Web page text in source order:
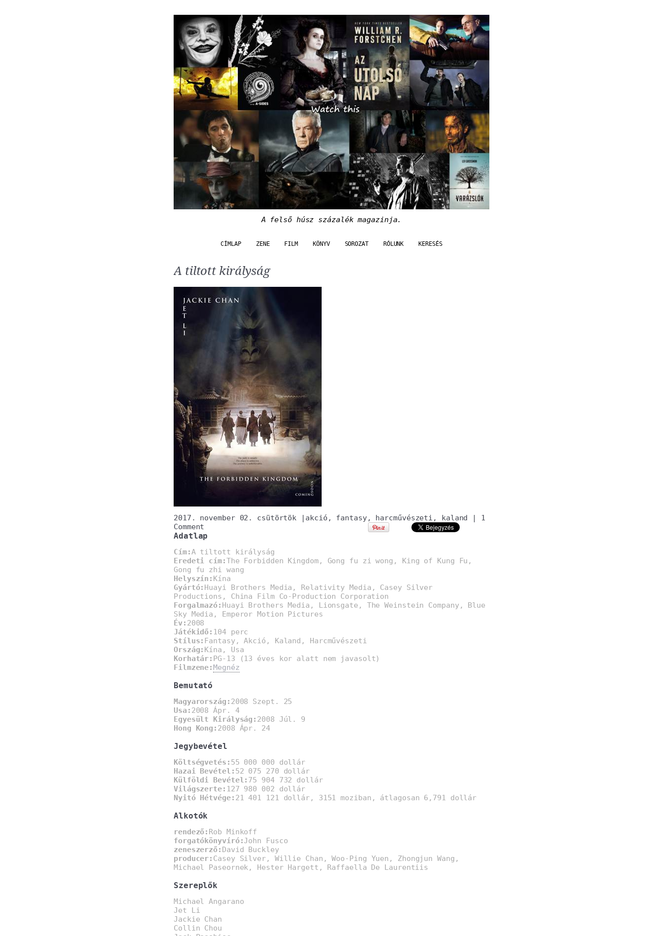
A felső húsz százalék magazinja.
CÍMLAP ZENE FILM KÖNYV SOROZAT RÓLUNK KERESÉS
A tiltott királyság
2017. november 02. csütörtök | akció , fantasy, harcművészeti , kaland | 1
Comment
Adatlap
Cím:A tiltott királyság
Eredeti cím:The Forbidden Kingdom, Gong fu zi wong, King of Kung Fu,
Gong fu zhi wang
Helyszín: Kína
Gyártó: Huayi Brothers Media, Relativity Media, Casey Silver
Productions, China Film Co-Production Corporation
Forgalmazó: Huayi Brothers Media, Lionsgate, The Weinstein Company, Blue
Sky Media, Emperor Motion Pictures
Év: 2008
Játékidő: 104 perc
Stílus: Fantasy, Akció, Kaland, Harcművészeti
Ország: Kína, Usa
Korhatár: PG-13 (13 éves kor alatt nem javasolt)
Filmzene:Megnéz
Bemutató
Magyarország: 2008 Szept. 25
Usa: 2008 Ápr. 4
Egyesült Királyság: 2008 Júl. 9
Hong Kong: 2008 Ápr. 24
Jegybevétel
Költségvetés: 55 000 000 dollár
Hazai Bevétel: 52 075 270 dollár
Külföldi Bevétel: 75 904 732 dollár
Világszerte: 127 980 002 dollár
Nyitó Hétvége: 21 401 121 dollár, 3151 moziban, átlagosan 6,791 dollár
Alkotók
rendező: Rob Minkoff
forgatókönyvíró:John Fusco
zeneszerző: David Buckley
producer: Casey Silver, Willie Chan, Woo-Ping Yuen, Zhongjun Wang,
Michael Paseornek, Hester Hargett, Raffaella De Laurentiis
Szereplők
Michael Angarano
Jet Li
Jackie Chan
Collin Chou